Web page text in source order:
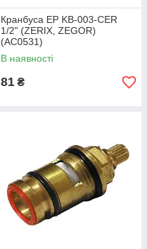
Кранбуса EP KB-003-CER
1/2" (ZERIX, ZEGOR)
(AC0531)
В наявності
81 ₴